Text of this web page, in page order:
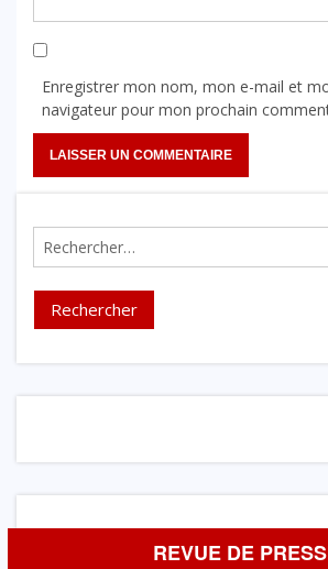
Enregistrer mon nom, mon e-mail et
navigateur pour mon prochain
Rechercher :
REVUE DE